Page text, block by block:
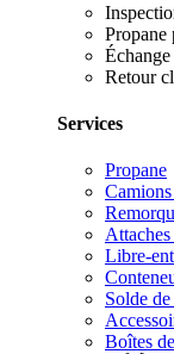
Propane
Retour
Services
Propane
Libre-
Solde
Boîtes